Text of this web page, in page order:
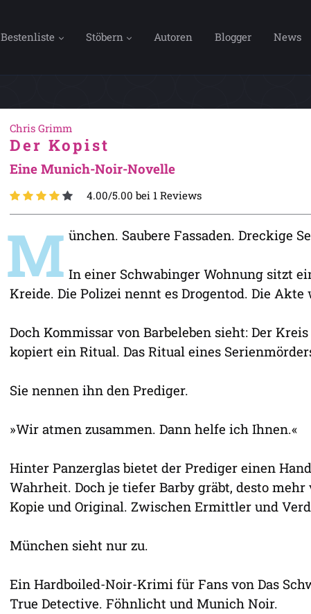
Bestenliste Stöbern Autoren Blogger News
Chris Grimm
Der Kopist
Eine Munich-Noir-Novelle
4.00/5.00 bei 1 Reviews
M ünchen. Saubere Fassaden. Dreckige
In einer Schwabinger Wohnung sitzt
Kreide. Die Polizei nennt es Drogentod. Die Akte
Doch Kommissar von Barbeleben sieht: Der
kopiert ein Ritual. Das Ritual eines
Sie nennen ihn den Prediger.
»Wir atmen zusammen. Dann helfe ich Ihnen.«
Hinter Panzerglas bietet der Prediger einen
Wahrheit. Doch je tiefer Barby gräbt, desto
Kopie und Original. Zwischen Ermittler und
München sieht nur zu.
Ein Hardboiled-Noir-Krimi für Fans von Das
True Detective. Föhnlicht und Munich Noir.